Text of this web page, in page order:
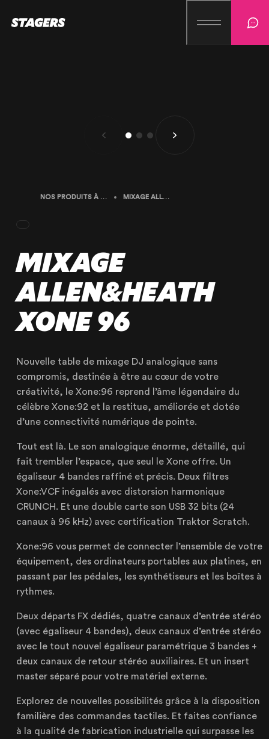
OUR AGENCY
OUR EXPERTISE
OUR ACCOMPANIMENT
OUR REALISATIONS
RENTAL PRODUCTS
PRODUCTS FOR SALE
Lille
59223 Roncq, France
+33 (3) 74 49 25 11
75001 Paris, France
+33 (1) 44 50 40 70
NOS PRODUITS À LA LOCATION MIXAGE ALLEN&HEATH XONE 96
MIXAGE
ALLEN&HEATH
XONE 96
Nouvelle table de mixage DJ analogique sans
compromis, destinée à être au cœur de votre
créativité, le Xone:96 reprend l’âme légendaire du
célèbre Xone:92 et la restitue, améliorée et dotée
d’une connectivité numérique de pointe.
Tout est là. Le son analogique énorme, détaillé, qui
fait trembler l’espace, que seul le Xone offre. Un
égaliseur 4 bandes raffiné et précis. Deux filtres
Xone:VCF inégalés avec distorsion harmonique
CRUNCH. Et une double carte son USB 32 bits (24
canaux à 96 kHz) avec certification Traktor Scratch.
Xone:96 vous permet de connecter l’ensemble de votre
équipement, des ordinateurs portables aux platines, en
passant par les pédales, les synthétiseurs et les boîtes à
rythmes.
Deux départs FX dédiés, quatre canaux d’entrée stéréo
(avec égaliseur 4 bandes), deux canaux d’entrée stéréo
avec le tout nouvel égaliseur paramétrique 3 bandes +
deux canaux de retour stéréo auxiliaires. Et un insert
master séparé pour votre matériel externe.
Explorez de nouvelles possibilités grâce à la disposition
familière des commandes tactiles. Et faites confiance
à la qualité de fabrication industrielle qui surpasse les